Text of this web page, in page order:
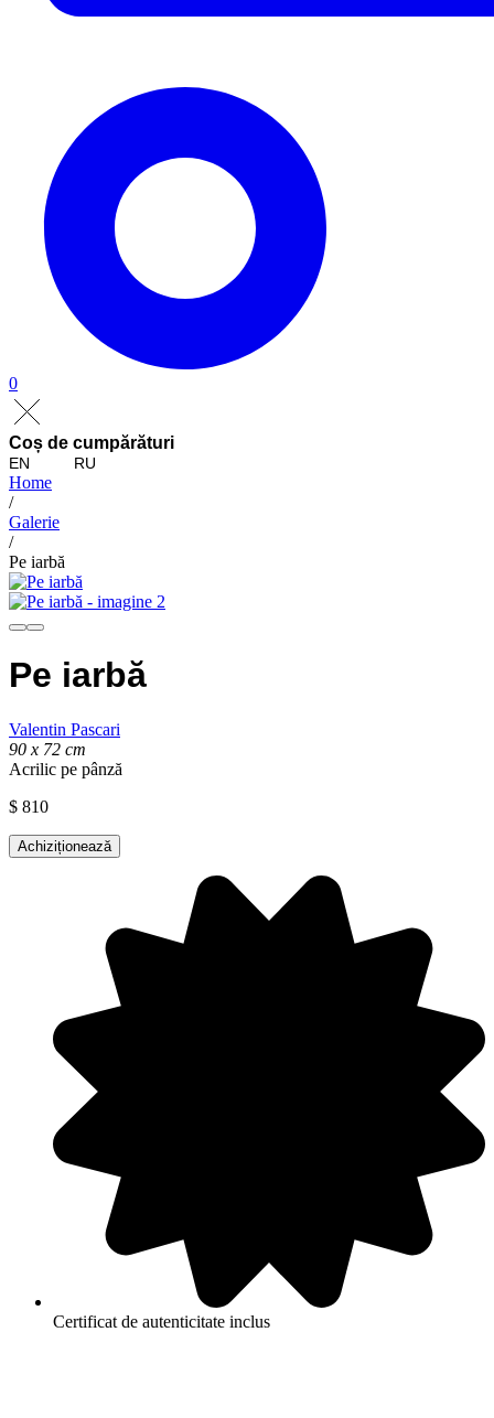
0
Coș de cumpărături
EN RU
Home
/
Galerie
/
Pe iarbă
Pe iarbă
Valentin Pascari
90 x 72 cm
Acrilic pe pânză
$ 810
Achiziționează
Certificat de autenticitate inclus